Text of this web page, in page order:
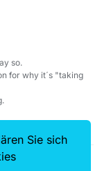
so.
for why it´s "taking
Sie sich